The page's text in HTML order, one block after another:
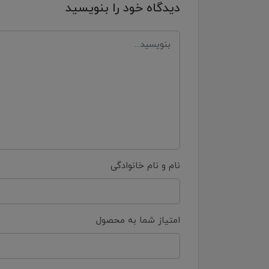
دیدگاه خود را بنویسید
نام و نام خانوادگی
امتیاز شما به محصول